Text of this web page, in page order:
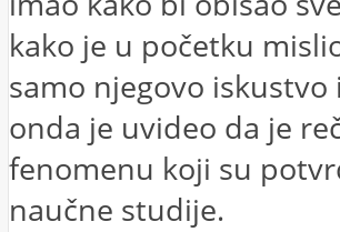
kako je u početku
samo njegovo iskustvo
onda je uvideo da je
fenomenu koji su
naučne studije.